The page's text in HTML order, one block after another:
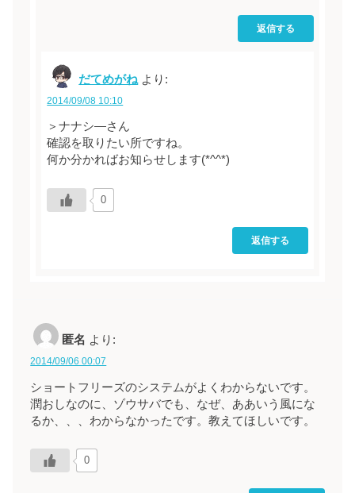
返信する
だてめがね より:
2014/09/08 10:10
＞ナナシ―さん
確認を取りたい所ですね。
何か分かればお知らせします(*^^*)
0
返信する
匿名 より:
2014/09/06 00:07
ショートフリーズのシステムがよくわからないです。
潤おしなのに、ゾウサバでも、なぜ、ああいう風にな
るか、、、わからなかったです。教えてほしいです。
0